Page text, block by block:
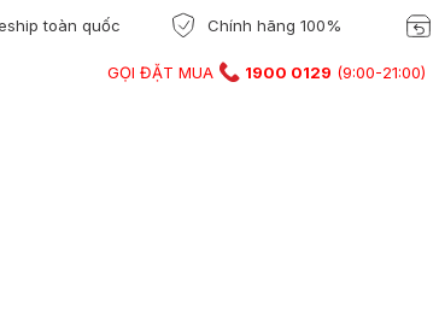
toàn quốc Chính hãng 100%
GỌI ĐẶT MUA 1900 0129 (9:00-21:00)